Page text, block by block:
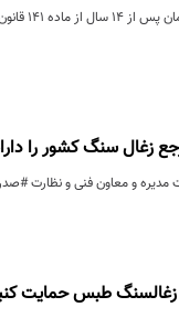
معاون اقتصادی
زغال سنگ کشور را
مدیره و معاون فنی و نظارت
زغالسنگ طبس حمایت